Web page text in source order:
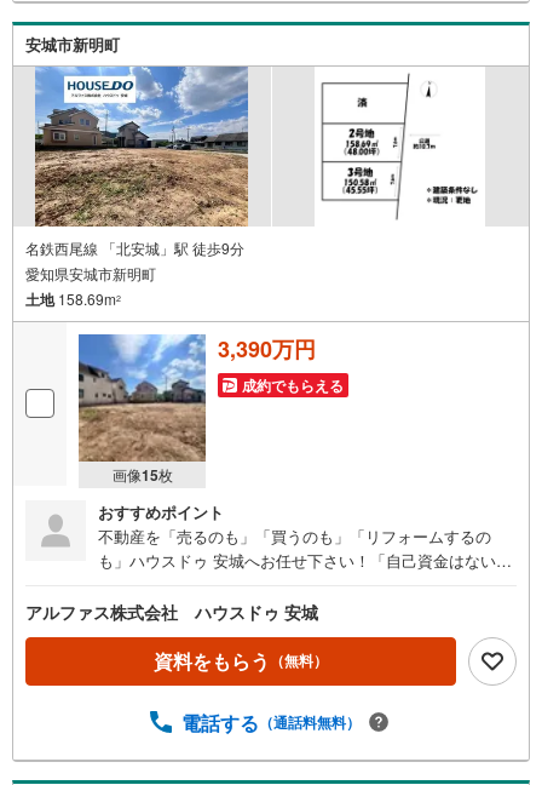
分＆キッズコーナー完備 お気軽にお電話・ご来店お待ちし
ております！-------------------
安城市新明町
名鉄西尾線 「北安城」駅 徒歩9分
愛知県安城市新明町
土地158.69m2
画像15枚
3,390万円
成約でもらえる
おすすめポイント
不動産を「売るのも」「買うのも」「リフォームするの
も」ハウスドゥ 安城へお任せ下さい！「自己資金はないけ
談ください！物件の内覧以外でも、住宅ローンの相談や、
資金計画、不動産購入に関するお悩みなどもご相談承りま
す。（安城市以外のエリアも対応可能！）お客様の不動産
に関するお悩みごとやお困りごと、物件の内覧以外でも、
る？」等住宅ローンの相談や、資金計画、不動産購入に関
分＆キッズコーナー完備 お気軽にお電話・ご来店お待ちし
アルファス株式会社 ハウスドゥ 安城
資料をもらう （無料）
電話する （通話料無料）